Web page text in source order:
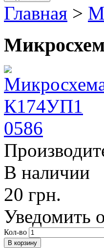
Главная >
В наличии
20 грн.
Уведомить
Кол-во